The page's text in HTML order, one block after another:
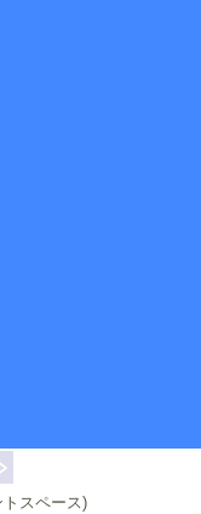
スペース)